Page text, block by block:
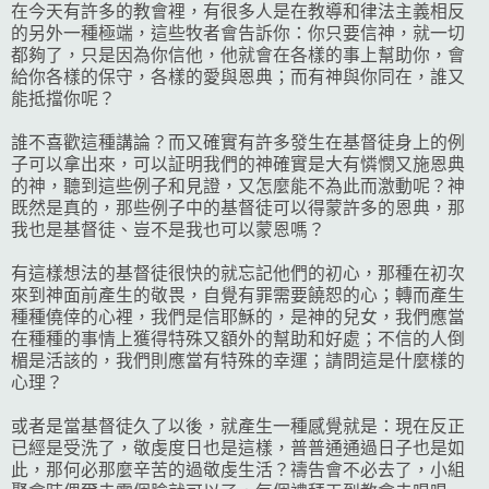
在今天有許多的教會裡，有很多人是在教導和律法主義相反
的另外一種極端，這些牧者會告訴你：你只要信神，就一切
都夠了，只是因為你信他，他就會在各樣的事上幫助你，會
給你各樣的保守，各樣的愛與恩典；而有神與你同在，誰又
能抵擋你呢？
誰不喜歡這種講論？而又確實有許多發生在基督徒身上的例
子可以拿出來，可以証明我們的神確實是大有憐憫又施恩典
的神，聽到這些例子和見證，又怎麼能不為此而激動呢？神
既然是真的，那些例子中的基督徒可以得蒙許多的恩典，那
我也是基督徒、豈不是我也可以蒙恩嗎？
有這樣想法的基督徒很快的就忘記他們的初心，那種在初次
來到神面前產生的敬畏，自覺有罪需要饒恕的心；轉而產生
種種僥倖的心裡，我們是信耶穌的，是神的兒女，我們應當
在種種的事情上獲得特殊又額外的幫助和好處；不信的人倒
楣是活該的，我們則應當有特殊的幸運；請問這是什麼樣的
心理？
或者是當基督徒久了以後，就產生一種感覺就是：現在反正
已經是受洗了，敬虔度日也是這樣，普普通通過日子也是如
此，那何必那麼辛苦的過敬虔生活？禱告會不必去了，小組